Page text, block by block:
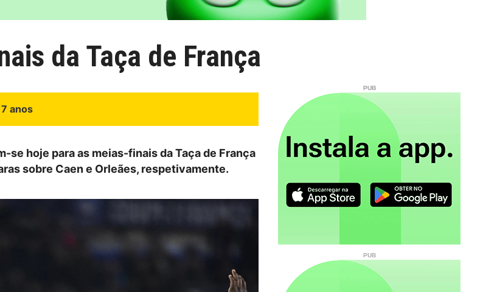
da Taça de França
anos
se hoje para as meias-finais da Taça de França
sobre Caen e Orleães, respetivamente.